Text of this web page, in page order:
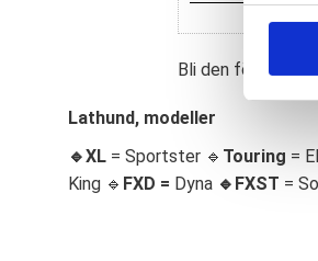
S
e
e
c
Bli den första att
Lathund, modeller
🔹XL = Sportster 🔹 Touring =
King 🔹 FXD = Dyna 🔹 FXST =